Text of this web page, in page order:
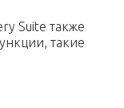
Suite также
такие